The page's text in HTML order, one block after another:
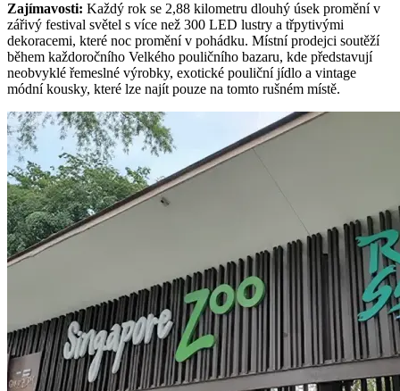
Zajímavosti: Každý rok se 2,88 kilometru dlouhý úsek promění v
zářivý festival světel s více než 300 LED lustry a třpytivými
dekoracemi, které noc promění v pohádku. Místní prodejci soutěží
během každoročního Velkého pouličního bazaru, kde představují
neobvyklé řemeslné výrobky, exotické pouliční jídlo a vintage
módní kousky, které lze najít pouze na tomto rušném místě.